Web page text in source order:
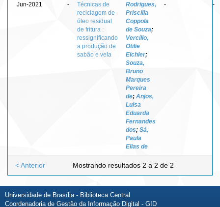
Jun-2021 -
Técnicas de
reciclagem de
óleo residual
de fritura :
ressignificando
a produção de
sabão e vela
Rodrigues,
Priscilla
Coppola
de Souza;
Vercílio,
Otilie
Eichler;
Souza,
Bruno
Marques
Pereira
de; Anjos,
Luisa
Eduarda
Fernandes
dos; Sá,
Paula
Elias de
- -
Mostrando resultados 2 a 2 de 2
< Anterior
Universidade de Brasília - Biblioteca Central
Coordenadoria de Gestão da Informação Digital - GID